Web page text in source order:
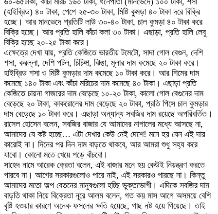
(হাইব্রিড) ৪০ টাকা, পেপে ২৫-৩০ টাকা, মিষ্টি কুমড়া ৪০ টাকা দরে বিক্রি
হচ্ছে। আর মানভেদে প্রতিটি লাউ ৩০-৪০ টাকা, চাল কুমড়া ৪০ টাকা করে
বিক্রি হচ্ছে। আর প্রতি হালি কাঁচা কলা ৩০ টাকা। এছাড়া, প্রতি হালি লেবু
বিক্রি হচ্ছে ২০-২৫ টাকা করে।
এক্ষেত্রে দেখা যায়, প্রতি কেজিতে ভারতীয় টমেটো, সাদা গোল বেগুন, দেশি
শসা, করল্লা, দেশি পটল, চিচিঙ্গা, ঝিঙা, মূলার দাম কমেছে ২০ টাকা করে।
হাইব্রিড শসা ও মিষ্টি কুমড়ার দাম কমেছে ১০ টাকা করে। আর শিমের দাম
কমেছে ১৪০ টাকা এবং কাঁচা মরিচের দাম কমেছে ৪০ টাকা। এছাড়া প্রতি
কেজিতে চায়না গাজরের দাম বেড়েছে ১০-২০ টাকা, কালো গোল বেগুনের দাম
বেড়েছে ২০ টাকা, কাকরোলের দাম বেড়েছে ২০ টাকা, প্রতি পিসে চাল কুমড়ার
দাম বেড়েছে ১০ টাকা করে। এছাড়া অন্যান্য সবজির দাম রয়েছে অপরিবর্তিত।
রাসেল হোসেন বলেন, সবজির বাজার যে আমাদের নাগালের মধ্যে আসছে না,
আমাদের যে কষ্ট হচ্ছে… এটা দেখার কেউ নেই দেশে! মনে হয় যেন এই দায়
কারোই না। দিনের পর দিন দাম বাড়তে থাকবে, আর আমরা শুধু সহ্য করে
যাবো। কোনো মতে খেয়ে পড়ে বাঁচবো।
সাহেদ নামে আরেক ক্রেতা বলেন, এই বাজার মনে হয় কেউই নিয়ন্ত্রণ করতে
পারবে না। আগের সরকারগুলোও পারে নাই, এই সরকারও পারছে না। কিন্তু
আমাদের মতো অল্প বেতনের মানুষগুলো হচ্ছি ভুক্তভোগী। এদিকে সবজির দাম
বাড়তি থাকা নিয়ে বিক্রেতা নূরে আলম বলেন, গত কয় মাস আগে অসময়ে বেশি
বৃষ্টি হওয়ার কারণে অনেক ফসলের ক্ষতি হয়েছে, গাছ নষ্ট হয়ে গিয়েছে। তাই